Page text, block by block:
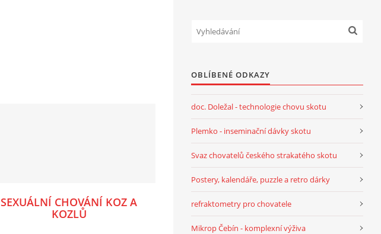
SEXUÁLNÍ CHOVÁNÍ KOZ A
KOZLŮ
OBLÍBENÉ ODKAZY
doc. Doležal - technologie chovu skotu
Plemko - inseminační dávky skotu
Svaz chovatelů českého strakatého skotu
Postery, kalendáře, puzzle a retro dárky
refraktometry pro chovatele
Mikrop Čebín - komplexní výživa